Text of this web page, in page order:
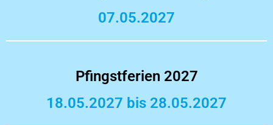
07.05.2027
Pfingstferien 2027
18.05.2027 bis 28.05.2027